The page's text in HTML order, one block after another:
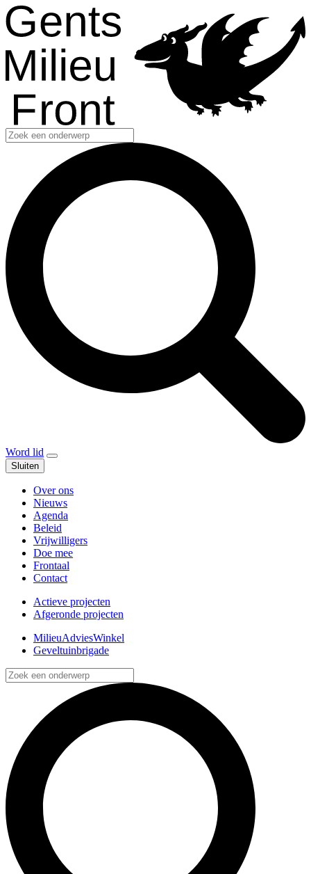
Word lid
Sluiten
Over ons
Nieuws
Agenda
Beleid
Vrijwilligers
Doe mee
Frontaal
Contact
Actieve projecten
Afgeronde projecten
MilieuAdviesWinkel
Geveltuinbrigade